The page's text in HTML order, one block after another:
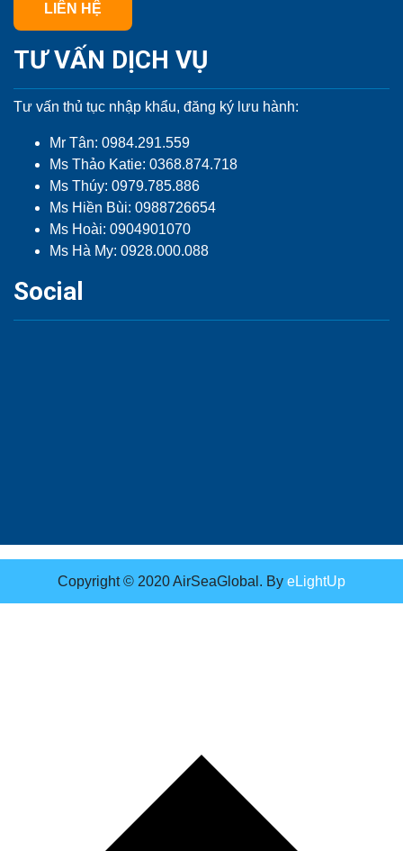
LIÊN HỆ
TƯ VẤN DỊCH VỤ
Tư vấn thủ tục nhập khẩu, đăng ký lưu hành:
Mr Tân: 0984.291.559
Ms Thảo Katie: 0368.874.718
Ms Thúy: 0979.785.886
Ms Hiền Bùi: 0988726654
Ms Hoài: 0904901070
Ms Hà My: 0928.000.088
Social
Copyright © 2020 AirSeaGlobal. By eLightUp